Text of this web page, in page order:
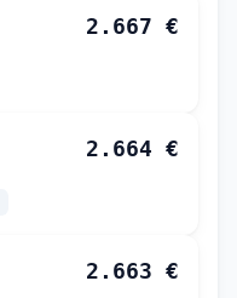
2.667 €
2.664 €
2.663 €